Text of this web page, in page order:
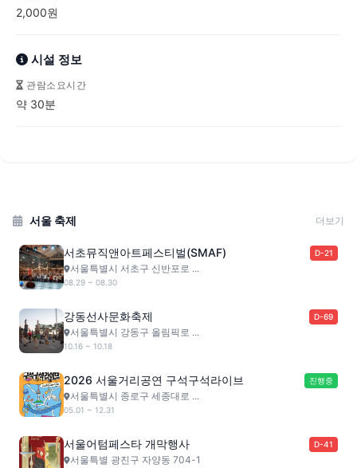
2,000원
시설 정보
관람소요시간
약 30분
서울 축제 더보기
서초뮤직앤아트페스티벌(SMAF) D-21
서울특별시 서초구 신반포로 ...
08.29 ~ 08.30
강동선사문화축제 D-69
서울특별시 강동구 올림픽로 ...
10.16 ~ 10.18
2026 서울거리공연 구석구석라이브 진행중
서울특별시 종로구 세종대로 ...
05.01 ~ 12.31
서울어텀페스타 개막행사 D-41
서울특별 광진구 자양동 704-1